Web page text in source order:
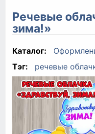
Речевые
зима!»
Каталог:
Тэг:
речевые